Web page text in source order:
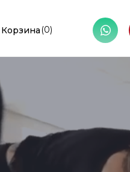
Корзина (0)